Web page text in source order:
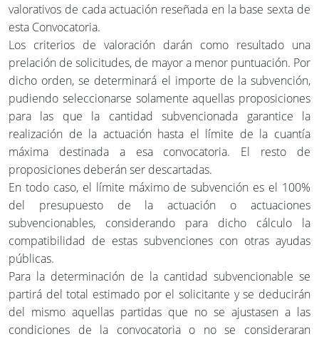
valorativos de cada actuación reseñada en la base sexta de
esta Convocatoria.
Los criterios de valoración darán como resultado una
prelación de solicitudes, de mayor a menor puntuación. Por
dicho orden, se determinará el importe de la subvención,
pudiendo seleccionarse solamente aquellas proposiciones
para las que la cantidad subvencionada garantice la
realización de la actuación hasta el límite de la cuantía
máxima destinada a esa convocatoria. El resto de
proposiciones deberán ser descartadas.
En todo caso, el límite máximo de subvención es el 100%
del presupuesto de la actuación o actuaciones
subvencionables, considerando para dicho cálculo la
compatibilidad de estas subvenciones con otras ayudas
públicas.
Para la determinación de la cantidad subvencionable se
partirá del total estimado por el solicitante y se deducirán
del mismo aquellas partidas que no se ajustasen a las
condiciones de la convocatoria o no se consideraran